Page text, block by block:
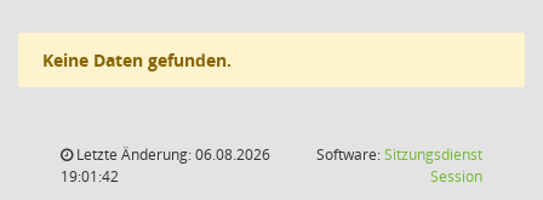
Keine Daten gefunden.
Letzte Änderung: 06.08.2026
19:01:42
Software:Sitzungsdienst
Session(Wird in